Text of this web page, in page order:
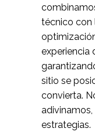
técnico con
experiencia
sitio se
convierta.
estrategias.